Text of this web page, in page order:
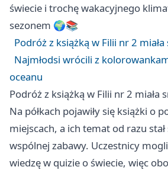
świecie i trochę wakacyjnego
sezonem 🌍📚
Podróż z książką w Filii nr 2
Najmłodsi wrócili z
oceanu
Podróż z książką w Filii nr 2 miała
Na półkach pojawiły się książki o
miejscach, a ich temat od razu
wspólnej zabawy. Uczestnicy
wiedzę w quizie o świecie, więc